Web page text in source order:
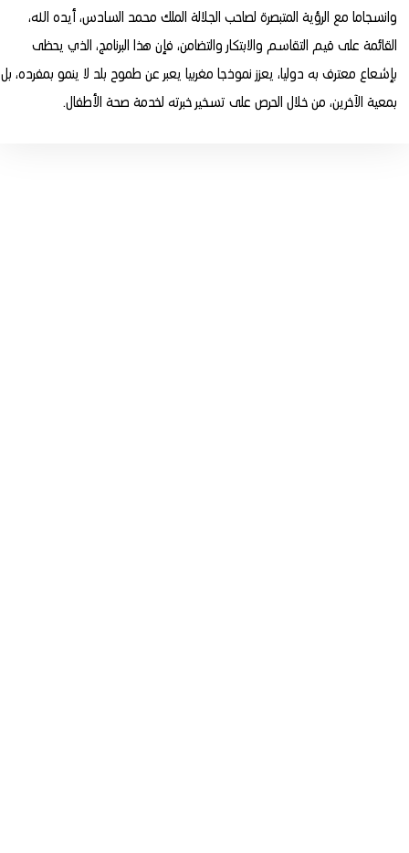
وانسجاما مع الرؤية المتبصرة لصاحب الجلالة الملك محمد السادس، أيده الله،
القائمة على قيم التقاسم والابتكار والتضامن، فإن هذا البرنامج، الذي يحظى
بإشعاع معترف به دوليا، يعزز نموذجا مغربيا يعبر عن طموح بلد لا ينمو بمفرده، بل
بمعية الآخرين، من خلال الحرص على تسخير خبرته لخدمة صحة الأطفال.